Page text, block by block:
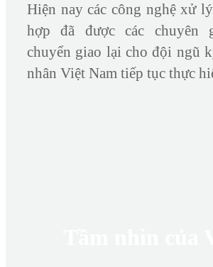
Hiện nay các công nghệ xử
hợp đã được các chuyên
chuyển giao lại cho đội ngũ
nhân Việt Nam tiếp tục thực